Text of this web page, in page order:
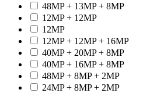
48MP + 13MP + 8MP
12MP + 12MP
12MP
12MP + 12MP + 16MP
40MP + 20MP + 8MP
40MP + 16MP + 8MP
48MP + 8MP + 2MP
24MP + 8MP + 2MP